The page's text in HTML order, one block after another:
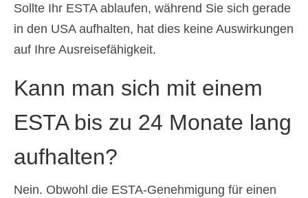
Sollte Ihr ESTA ablaufen, während Sie sich gerade
in den USA aufhalten, hat dies keine Auswirkungen
auf Ihre Ausreisefähigkeit.
Kann man sich mit einem
ESTA bis zu 24 Monate lang
aufhalten?
Nein. Obwohl die ESTA-Genehmigung für einen